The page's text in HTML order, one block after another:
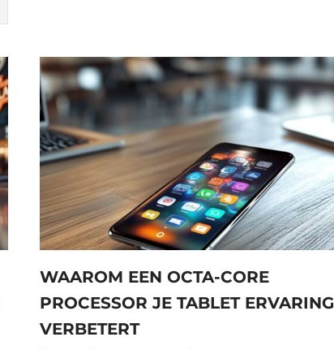
WAAROM EEN OCTA-CORE
PROCESSOR JE TABLET ERVARING
VERBETERT